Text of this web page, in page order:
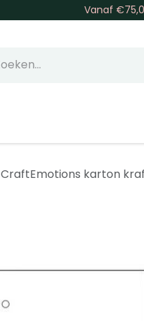
Vanaf
CraftEmotions karton